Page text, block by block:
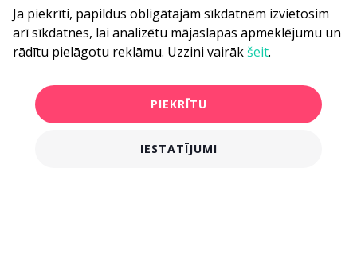
Ja piekrīti, papildus obligātajām sīkdatnēm izvietosim
arī sīkdatnes, lai analizētu mājaslapas apmeklējumu un
rādītu pielāgotu reklāmu. Uzzini vairākšeit.
PIEKRĪTU
IESTATĪJUMI